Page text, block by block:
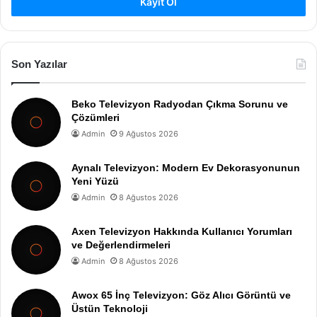
Son Yazılar
Beko Televizyon Radyodan Çıkma Sorunu ve
Çözümleri
Admin 9 Ağustos 2026
Aynalı Televizyon: Modern Ev Dekorasyonunun
Yeni Yüzü
Admin 8 Ağustos 2026
Axen Televizyon Hakkında Kullanıcı Yorumları
ve Değerlendirmeleri
Admin 8 Ağustos 2026
Awox 65 İnç Televizyon: Göz Alıcı Görüntü ve
Üstün Teknoloji